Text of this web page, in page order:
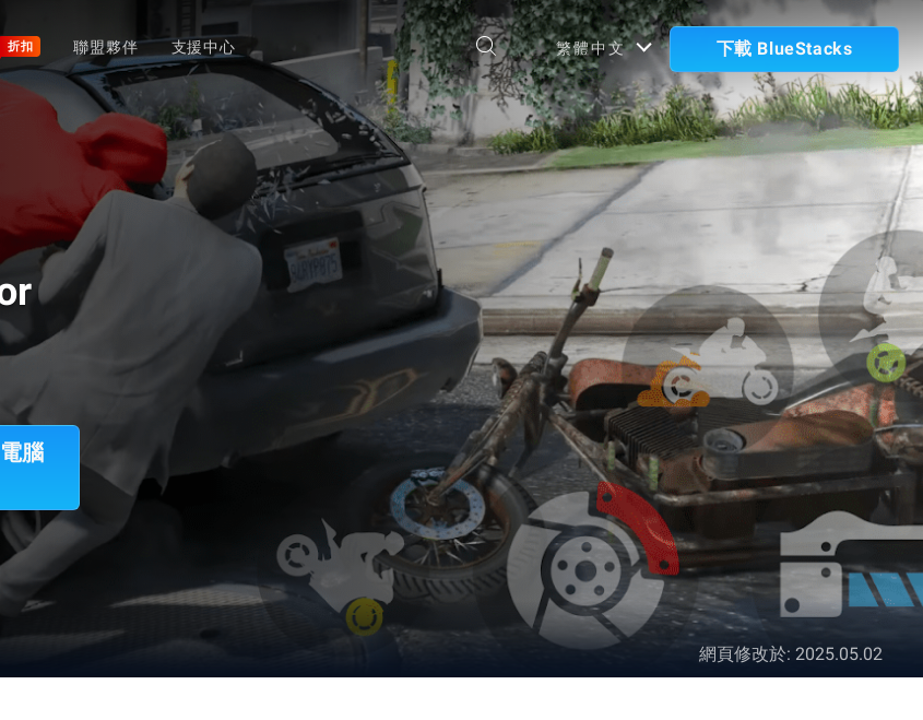
折扣 聯盟夥伴 支援中心 繁體中文 下載 BlueStacks
腦
網頁修改於: 2025.05.02